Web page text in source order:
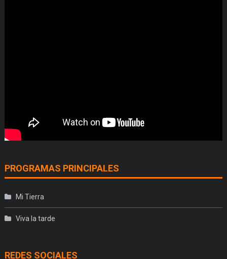
PROGRAMAS PRINCIPALES
Mi Tierra
Viva la tarde
REDES SOCIALES